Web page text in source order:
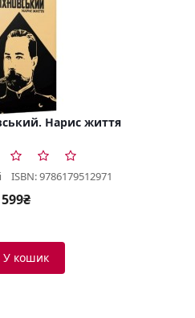
Нарис життя
ISBN: 9786179512971
599₴
У кошик